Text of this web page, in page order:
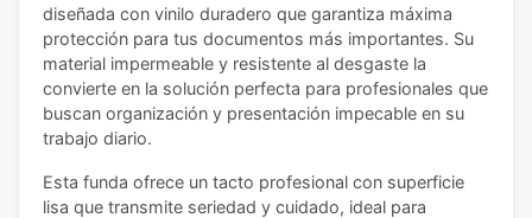
diseñada con vinilo duradero que garantiza máxima
protección para tus documentos más importantes. Su
material impermeable y resistente al desgaste la
convierte en la solución perfecta para profesionales que
buscan organización y presentación impecable en su
trabajo diario.
Esta funda ofrece un tacto profesional con superficie
lisa que transmite seriedad y cuidado, ideal para